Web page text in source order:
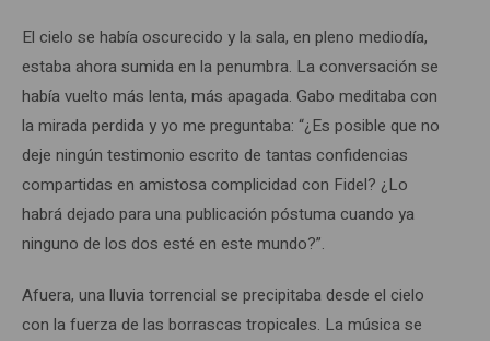
El cielo se había oscurecido y la sala, en pleno mediodía,
estaba ahora sumida en la penumbra. La conversación se
había vuelto más lenta, más apagada. Gabo meditaba con
la mirada perdida y yo me preguntaba: “¿Es posible que no
deje ningún testimonio escrito de tantas confidencias
compartidas en amistosa complicidad con Fidel? ¿Lo
habrá dejado para una publicación póstuma cuando ya
ninguno de los dos esté en este mundo?”.
Afuera, una lluvia torrencial se precipitaba desde el cielo
con la fuerza de las borrascas tropicales. La música se